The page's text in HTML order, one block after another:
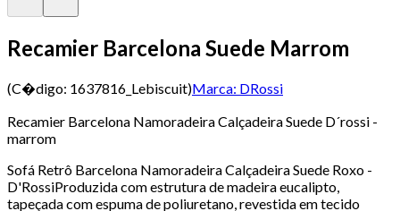
Recamier Barcelona Suede Marrom
(C�digo: 1637816_Lebiscuit)Marca: DRossi
Recamier Barcelona Namoradeira Calçadeira Suede D´rossi -
marrom
Sofá Retrô Barcelona Namoradeira Calçadeira Suede Roxo -
D'RossiProduzida com estrutura de madeira eucalipto,
tapeçada com espuma de poliuretano, revestida em tecido